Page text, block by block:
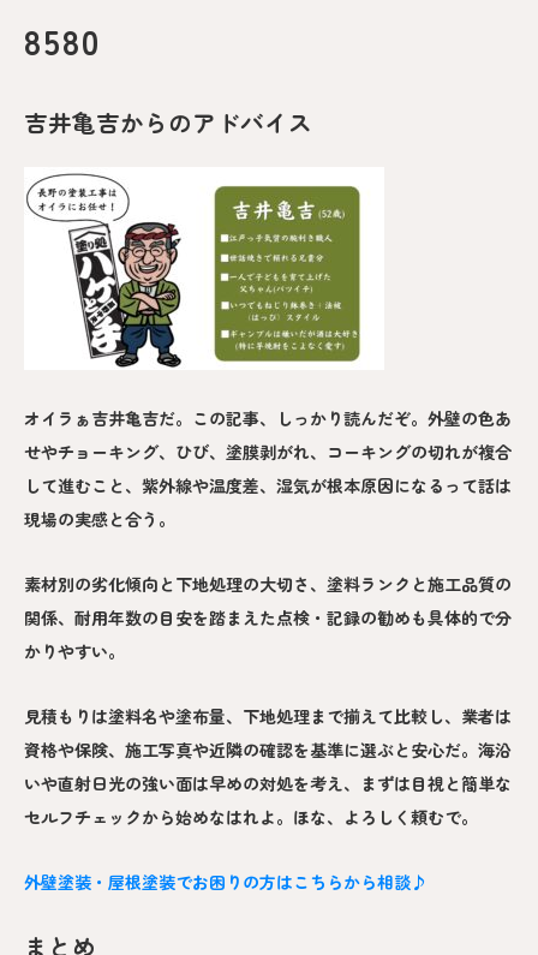
8580
吉井亀吉からのアドバイス
オイラぁ吉井亀吉だ。この記事、しっかり読んだぞ。外壁の色あ
せやチョーキング、ひび、塗膜剥がれ、コーキングの切れが複合
して進むこと、紫外線や温度差、湿気が根本原因になるって話は
現場の実感と合う。
素材別の劣化傾向と下地処理の大切さ、塗料ランクと施工品質の
関係、耐用年数の目安を踏まえた点検・記録の勧めも具体的で分
かりやすい。
見積もりは塗料名や塗布量、下地処理まで揃えて比較し、業者は
資格や保険、施工写真や近隣の確認を基準に選ぶと安心だ。海沿
いや直射日光の強い面は早めの対処を考え、まずは目視と簡単な
セルフチェックから始めなはれよ。ほな、よろしく頼むで。
外壁塗装・屋根塗装でお困りの方はこちらから相談♪
まとめ